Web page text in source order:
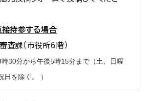
接持参する場合
査課（市役所6階）
30分から午後5時15分まで（土、日曜
日を除く。 ）